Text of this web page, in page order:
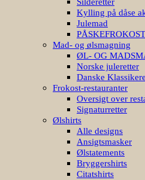
Kylling på dåse
Julemad
PÅSKEFROKOST
Mad- og ølsmagning
ØL- OG
Norske juleretter
Danske
Frokost-restauranter
Oversigt over
Signaturretter
Ølshirts
Alle designs
Ansigtsmasker
Ølstatements
Bryggershirts
Citatshirts